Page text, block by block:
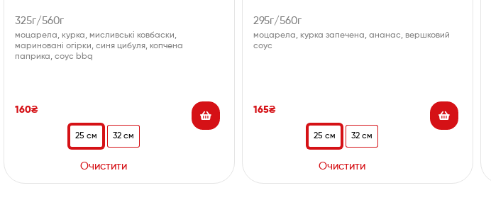
325г/560г
моцарела, курка, мисливські ковбаски,
мариновані огірки, синя цибуля, копчена
паприка, соус bbq
160₴
25 см 32 см
Очистити
295г/560г
моцарела, курка запечена, ананас, вершковий
соус
165₴
25 см 32 см
Очистити